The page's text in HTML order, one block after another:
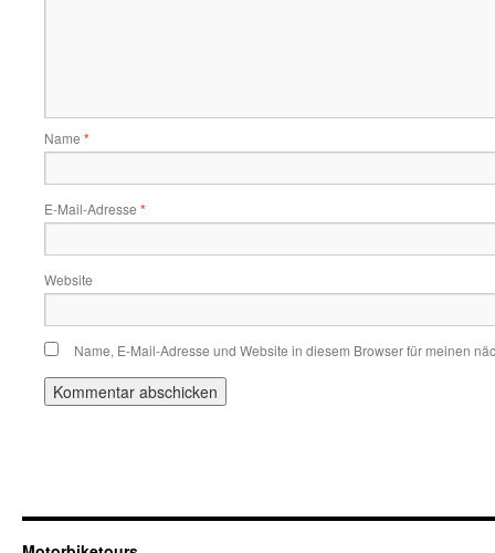
Name *
E-Mail-Adresse *
Website
Name, E-Mail-Adresse und Website in diesem Browser für meinen